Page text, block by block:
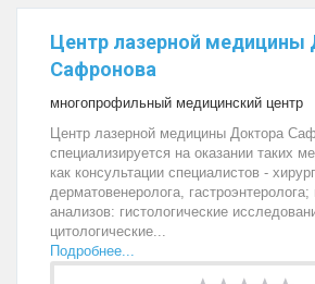
Центр лазерной медицины
Сафронова
многопрофильный медицинский центр
Центр лазерной медицины Доктора
специализируется на оказании таких
как консультации специалистов -
дерматовенеролога,
анализов: гистологические
цитологические...
Подробнее...